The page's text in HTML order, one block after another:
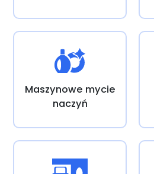
Maszynowe mycie
naczyń